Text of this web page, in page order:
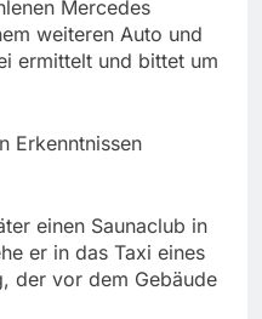
Mercedes
weiteren Auto und
ermittelt und bittet um
Erkenntnissen
einen Saunaclub in
er in das Taxi eines
der vor dem Gebäude